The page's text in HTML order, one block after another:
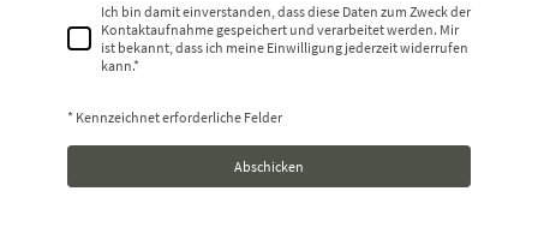
Ich bin damit einverstanden, dass diese Daten zum Zweck der
Kontaktaufnahme gespeichert und verarbeitet werden. Mir
ist bekannt, dass ich meine Einwilligung jederzeit widerrufen
kann.*
* Kennzeichnet erforderliche Felder
Abschicken